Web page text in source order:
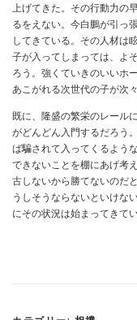
上げてきた。その行動力の
るをえない。今白鵬が引っ
してきている。その人材は
子が入ってしまっては、よ
ろう。強くていきのいいホ
あこがれる次世代の子が次
既に、隆盛の繁栄のレール
がどんどん入門するだろう
ば騙されて入ってくるよう
できないことを棚にあげ考
古しないから勝てないのだ
うしそうならないといけな
にその状況は始まってきてい